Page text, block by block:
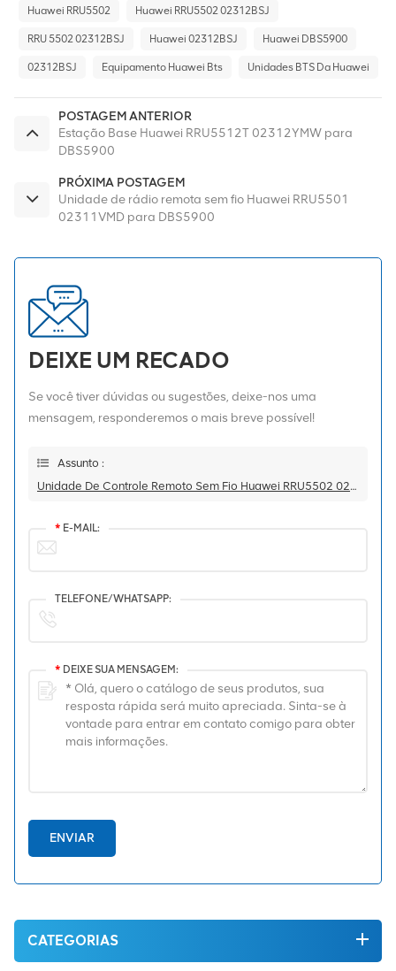
Huawei RRU5502 Huawei RRU5502 02312BSJ
RRU 5502 02312BSJ Huawei 02312BSJ Huawei DBS5900
02312BSJ Equipamento Huawei Bts Unidades BTS Da Huawei
POSTAGEM ANTERIOR
Estação Base Huawei RRU5512T 02312YMW para
DBS5900
PRÓXIMA POSTAGEM
Unidade de rádio remota sem fio Huawei RRU5501
02311VMD para DBS5900
DEIXE UM RECADO
Se você tiver dúvidas ou sugestões, deixe-nos uma
mensagem, responderemos o mais breve possível!
Assunto :
Unidade De Controle Remoto Sem Fio Huawei RRU5502 02312BSJ Para DBS5900
* E-MAIL:
TELEFONE/WHATSAPP:
* DEIXE SUA MENSAGEM:
ENVIAR
CATEGORIAS